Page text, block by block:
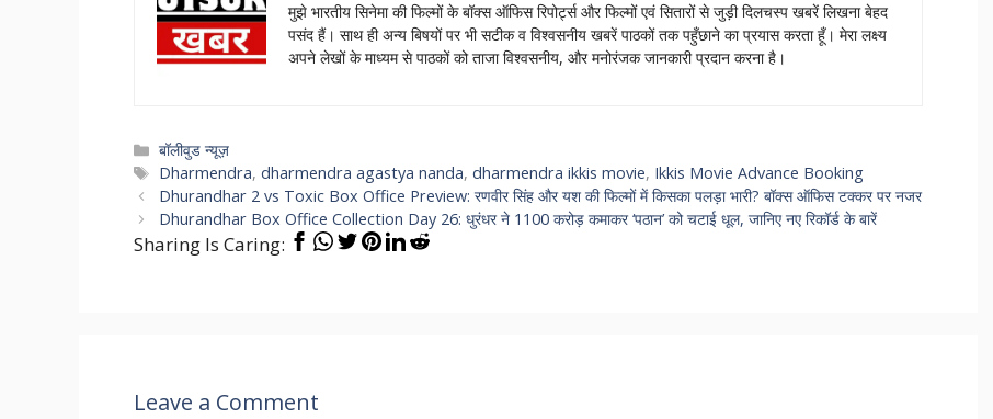
मुझे भारतीय सिनेमा की फिल्मों के बॉक्स ऑफिस रिपोर्ट्स और फिल्मों एवं सितारों से जुड़ी दिलचस्प खबरें लिखना बेहद
पसंद हैं। साथ ही अन्य बिषयों पर भी सटीक व विश्वसनीय खबरें पाठकों तक पहुँछाने का प्रयास करता हूँ। मेरा लक्ष्य
अपने लेखों के माध्यम से पाठकों को ताजा विश्वसनीय, और मनोरंजक जानकारी प्रदान करना है।
Categories
बॉलीवुड न्यूज़
Tags
Dharmendra,dharmendra agastya nanda,dharmendra ikkis movie, Ikkis Movie Advance Booking
Dhurandhar 2 vs Toxic Box Office Preview: रणवीर सिंह और यश की फिल्मों में किसका पलड़ा भारी? बॉक्स ऑफिस टक्कर पर नजर
Dhurandhar Box Office Collection Day 26: धुरंधर ने 1100 करोड़ कमाकर ‘पठान’ को चटाई धूल, जानिए नए रिकॉर्ड के बारें
Sharing Is Caring:
Leave a Comment